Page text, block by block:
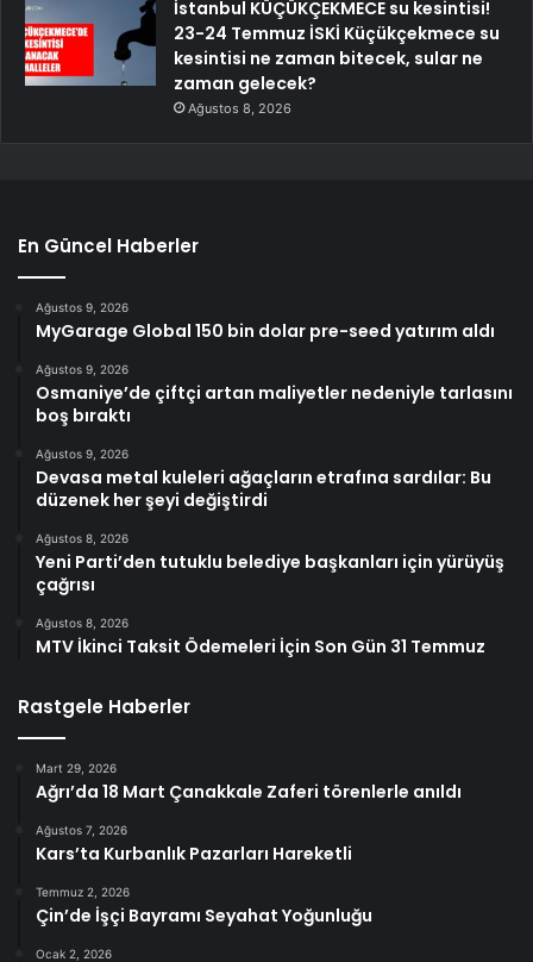
İstanbul KÜÇÜKÇEKMECE su kesintisi!
23-24 Temmuz İSKİ Küçükçekmece su
kesintisi ne zaman bitecek, sular ne
zaman gelecek?
Ağustos 8, 2026
En Güncel Haberler
Ağustos 9, 2026
MyGarage Global 150 bin dolar pre-seed yatırım aldı
Ağustos 9, 2026
Osmaniye’de çiftçi artan maliyetler nedeniyle tarlasını
boş bıraktı
Ağustos 9, 2026
Devasa metal kuleleri ağaçların etrafına sardılar: Bu
düzenek her şeyi değiştirdi
Ağustos 8, 2026
Yeni Parti’den tutuklu belediye başkanları için yürüyüş
çağrısı
Ağustos 8, 2026
MTV İkinci Taksit Ödemeleri İçin Son Gün 31 Temmuz
Rastgele Haberler
Mart 29, 2026
Ağrı’da 18 Mart Çanakkale Zaferi törenlerle anıldı
Ağustos 7, 2026
Kars’ta Kurbanlık Pazarları Hareketli
Temmuz 2, 2026
Çin’de İşçi Bayramı Seyahat Yoğunluğu
Ocak 2, 2026